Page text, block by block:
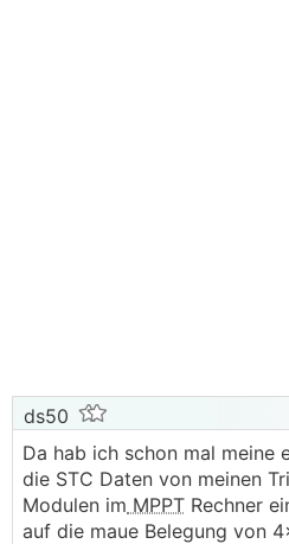
ds50
Da hab ich schon mal meine
die STC Daten von meinen
Modulen im MPPT Rechner
auf die maue Belegung von